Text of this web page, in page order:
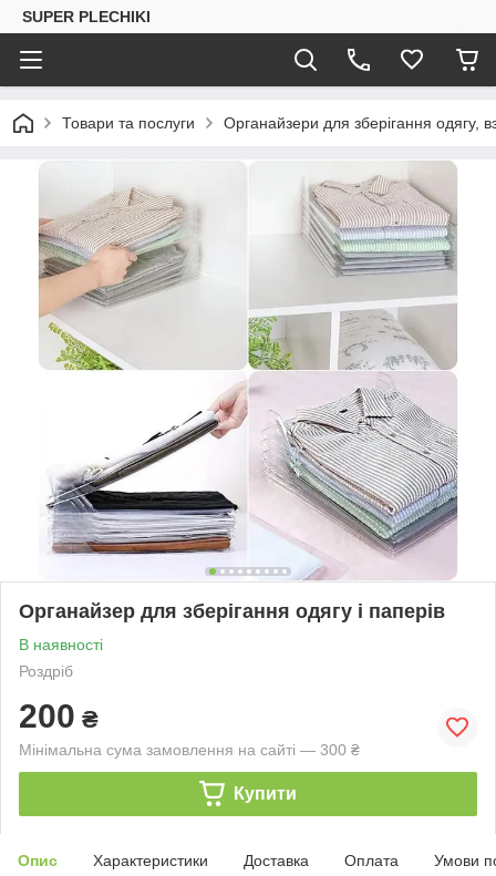
SUPER PLECHIKI
Товари та послуги Органайзери для зберігання одягу,
Органайзер для зберігання одягу і паперів
В наявності
Роздріб
200 ₴
Мінімальна сума замовлення на сайті — 300 ₴
Купити
Опис Характеристики Доставка Оплата Умови